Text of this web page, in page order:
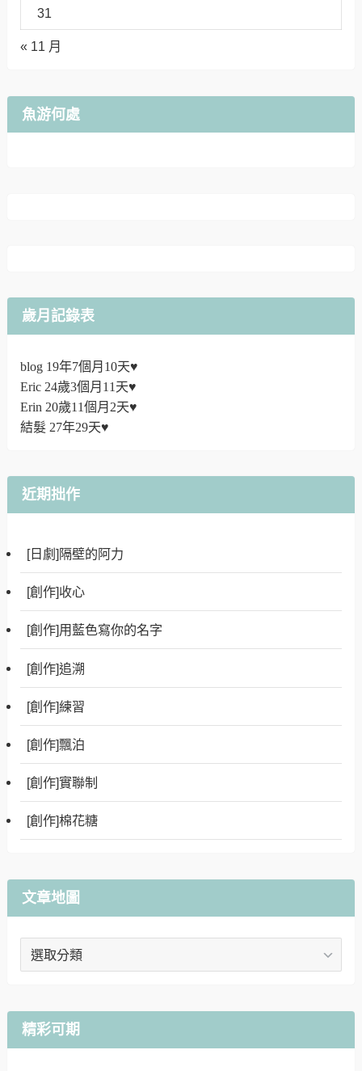
31
« 11 月
魚游何處
歲月記錄表
blog 19年7個月10天♥
Eric 24歲3個月11天♥
Erin 20歲11個月2天♥
結髮 27年29天♥
近期拙作
[日劇]隔壁的阿力
[創作]收心
[創作]用藍色寫你的名字
[創作]追溯
[創作]練習
[創作]飄泊
[創作]實聯制
[創作]棉花糖
文章地圖
文
精彩可期